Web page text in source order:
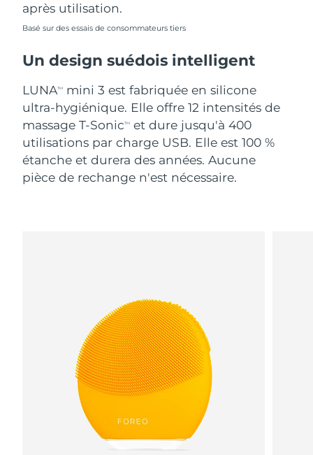
après utilisation.
Basé sur des essais de consommateurs tiers
Un design suédois intelligent
LUNATM
mini 3 est fabriquée en silicone
ultra-hygiénique. Elle offre 12 intensités de
massage T-SonicTM
et dure jusqu'à 400
utilisations par charge USB. Elle est 100 %
étanche et durera des années. Aucune
pièce de rechange n'est nécessaire.